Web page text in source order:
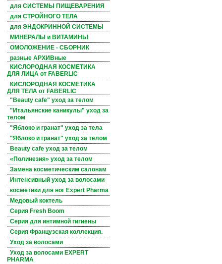
для СИСТЕМЫ ПИЩЕВАРЕНИЯ
для СТРОЙНОГО ТЕЛА
для ЭНДОКРИННОЙ СИСТЕМЫ
МИНЕРАЛЫ и ВИТАМИНЫ
ОМОЛОЖЕНИЕ - СБОРНИК
разные АРХИВные
КИСЛОРОДНАЯ КОСМЕТИКА
ДЛЯ ЛИЦА от FABERLIC
КИСЛОРОДНАЯ КОСМЕТИКА
ДЛЯ ТЕЛА от FABERLIC
"Beauty cafe" уход за телом
"Итальянские каникулы" уход за
телом
"Яблоко и гранат" уход за тела
"Яблоко и гранат" уход за телом
Beauty cafe уход за телом
«Полинезия» уход за телом
Замена косметическим салонам
Интенсивный уход за волосами
косметики для ног Expert Pharma
Медовый коктель
Серия Fresh Boom
Серия для интимной гигиены
Серия Французская коллекция.
Уход за волосами
Уход за волосами EXPERT
PHARMA